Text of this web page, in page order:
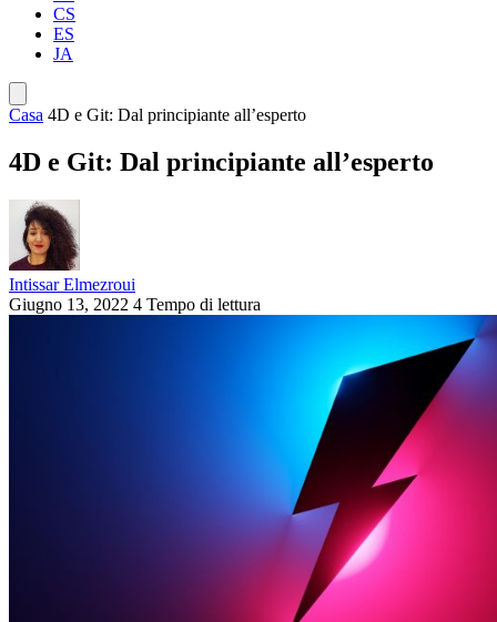
CS
ES
JA
Casa 4D e Git: Dal principiante all’esperto
4D e Git: Dal principiante all’esperto
Intissar Elmezroui
Giugno 13, 2022 4 Tempo di lettura